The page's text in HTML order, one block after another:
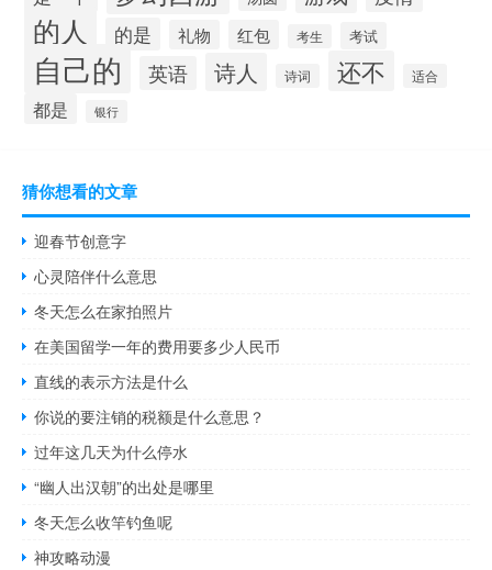
的人 的是 礼物 红包 考生 考试
自己的 英语 诗人 诗词 还不 适合
都是 银行
猜你想看的文章
迎春节创意字
心灵陪伴什么意思
冬天怎么在家拍照片
在美国留学一年的费用要多少人民币
直线的表示方法是什么
你说的要注销的税额是什么意思？
过年这几天为什么停水
“幽人出汉朝”的出处是哪里
冬天怎么收竿钓鱼呢
神攻略动漫